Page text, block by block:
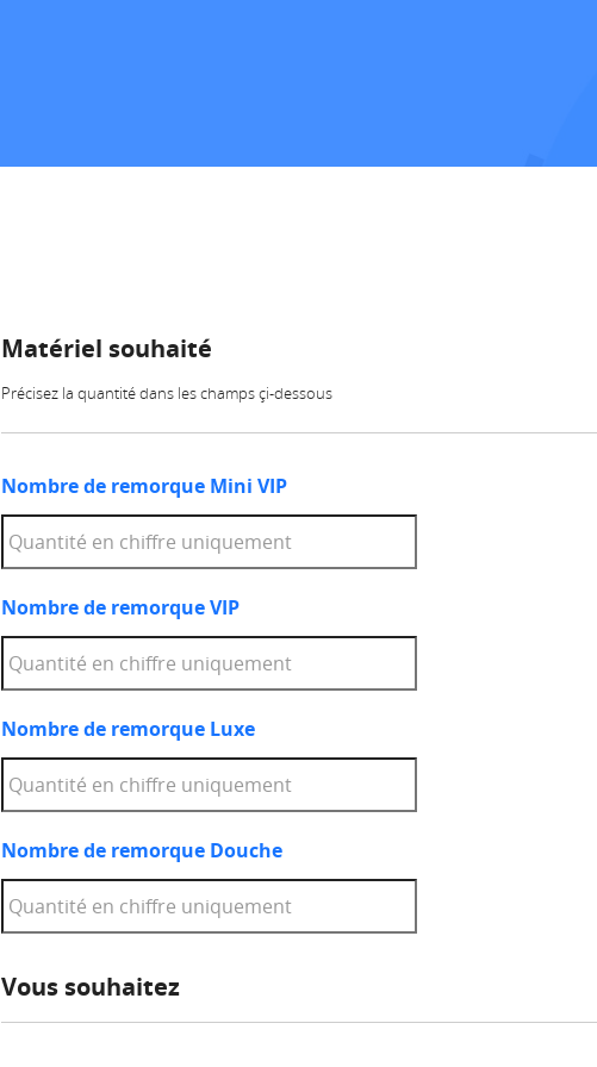
Matériel souhaité
Précisez la quantité dans les champs çi-dessous
Nombre de remorque Mini VIP
Nombre de remorque VIP
Nombre de remorque Luxe
Nombre de remorque Douche
Vous souhaitez